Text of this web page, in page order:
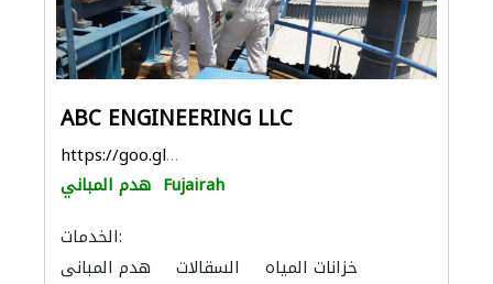
ABC ENGINEERING LLC
https://goo.gl/maps/yBPfYKcQMLAhHSet6
هدم المباني Fujairah
الخدمات:
هدم المباني
السقالات
خزانات المياه